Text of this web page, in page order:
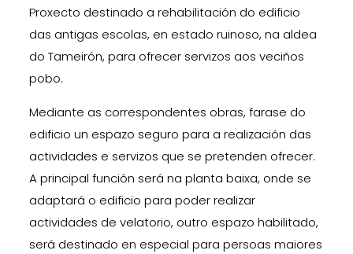
Proxecto destinado a rehabilitación do edificio
das antigas escolas, en estado ruinoso, na aldea
do Tameirón, para ofrecer servizos aos veciños
pobo.
Mediante as correspondentes obras, farase do
edificio un espazo seguro para a realización das
actividades e servizos que se pretenden ofrecer.
A principal función será na planta baixa, onde se
adaptará o edificio para poder realizar
actividades de velatorio, outro espazo habilitado,
será destinado en especial para persoas maiores